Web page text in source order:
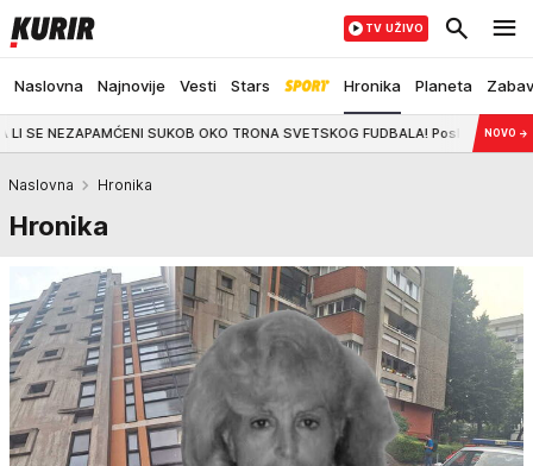
Naslovna Najnovije Vesti Stars Hronika Planeta
TV UŽIVO
OKO TRONA SVETSKOG FUDBALA! Posle serije snažnih kritika, NOVO →
Naslovna Hronika
Hronika